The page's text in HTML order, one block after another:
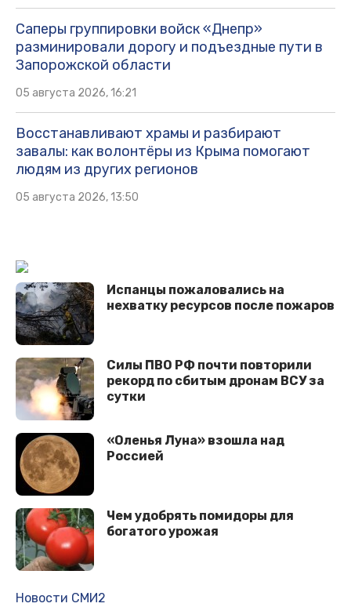
Саперы группировки войск «Днепр»
разминировали дорогу и подъездные пути в
Запорожской области
05 августа 2026, 16:21
Восстанавливают храмы и разбирают
завалы: как волонтёры из Крыма помогают
людям из других регионов
05 августа 2026, 13:50
Испанцы пожаловались на
нехватку ресурсов после пожаров
Cилы ПВО РФ почти повторили
рекорд по сбитым дронам ВСУ за
сутки
«Оленья Луна» взошла над
Россией
Чем удобрять помидоры для
богатого урожая
Новости СМИ2